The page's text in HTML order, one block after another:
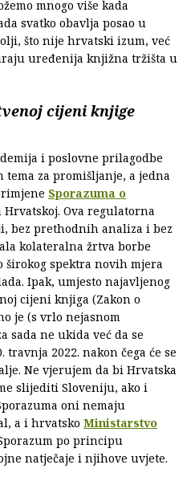
mnogo više kada
svatko obavlja posao u
što nije hrvatski izum, već
uređenija knjižna tržišta u
cijeni knjige
i poslovne prilagodbe
za promišljanje, a jedna
Sporazuma o
Hrvatskoj. Ova regulatorna
bez prethodnih analiza i bez
kolateralna žrtva borbe
spektra novih mjera
Ipak, umjesto najavljenog
cijeni knjiga (Zakon o
je (s vrlo nejasnom
sada ne ukida već da se
2022. nakon čega će se
Ne vjerujem da bi Hrvatska
slijediti Sloveniju, ako i
oni nemaju
a i hrvatsko Ministarstvo
po principu
natječaje i njihove uvjete.